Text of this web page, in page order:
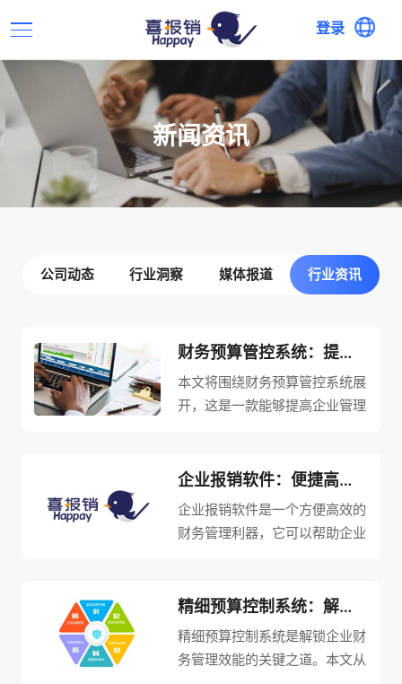
登录
新闻资讯
公司动态 行业洞察 媒体报道 行业资讯
财务预算管控系统：提高企业管理效率的必备利器
本文将围绕财务预算管控系统展
开，这是一款能够提高企业管理
用：一是简化财务预算流程，提
高企业投资效率；二是加强资金
监管，降低企业风险；三是实现
企业报销软件：便捷高效的财务管理利器
企业报销软件是一个方便高效的
财务管理利器，它可以帮助企业
并有效防止报销经费的浪费和盗
用。本文将从以下四个方面详细
阐述企业报销软件的功能和应
精细预算控制系统：解锁企业财务管理效能的关键之道
精细预算控制系统是解锁企业财
务管理效能的关键之道。本文从